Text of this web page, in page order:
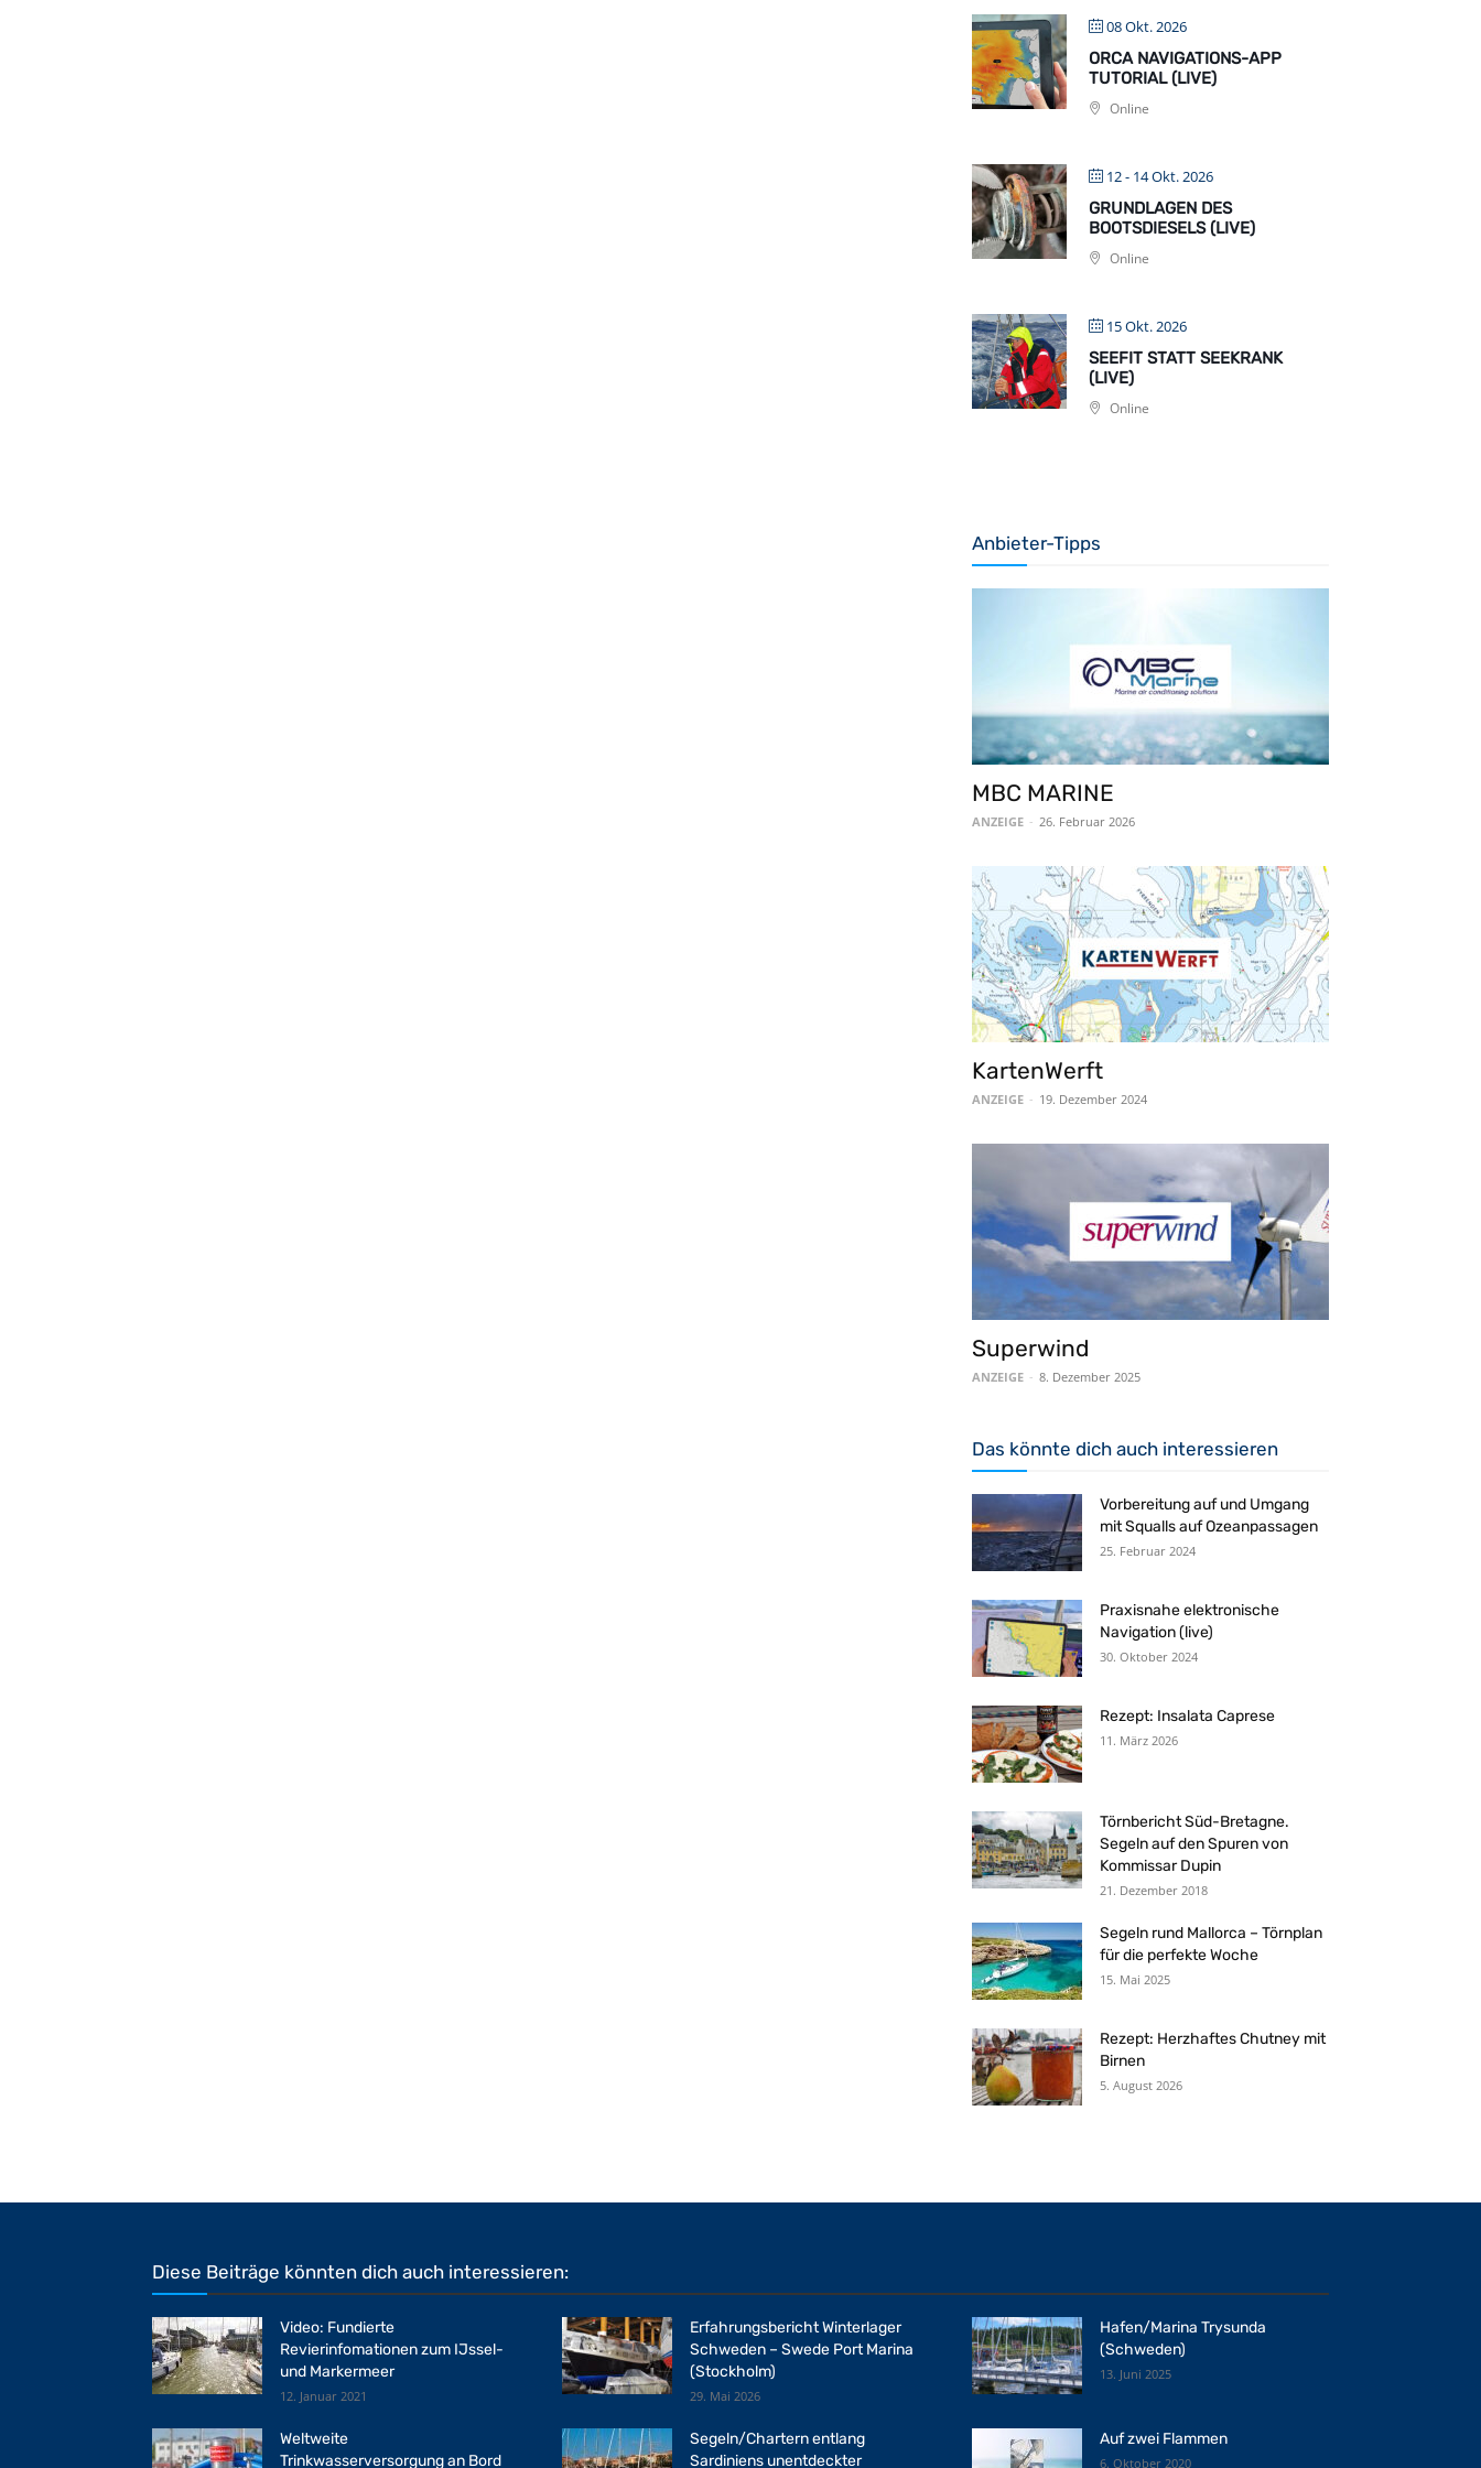
08 Okt. 2026
ORCA NAVIGATIONS-APP
TUTORIAL (LIVE)
Online
12 - 14 Okt. 2026
GRUNDLAGEN DES
BOOTSDIESELS (LIVE)
Online
15 Okt. 2026
SEEFIT STATT SEEKRANK
(LIVE)
Online
Anbieter-Tipps
MBC MARINE
ANZEIGE - 26. Februar 2026
KartenWerft
ANZEIGE - 19. Dezember 2024
Superwind
ANZEIGE - 8. Dezember 2025
Das könnte dich auch interessieren
Vorbereitung auf und Umgang
mit Squalls auf Ozeanpassagen
25. Februar 2024
Praxisnahe elektronische
Navigation (live)
30. Oktober 2024
Rezept: Insalata Caprese
11. März 2026
Törnbericht Süd-Bretagne.
Segeln auf den Spuren von
Kommissar Dupin
21. Dezember 2018
Segeln rund Mallorca – Törnplan
für die perfekte Woche
15. Mai 2025
Rezept: Herzhaftes Chutney mit
Birnen
5. August 2026
Diese Beiträge könnten dich auch interessieren:
Video: Fundierte
Revierinfomationen zum IJssel-
und Markermeer
12. Januar 2021
Erfahrungsbericht Winterlager
Schweden – Swede Port Marina
(Stockholm)
29. Mai 2026
Hafen/Marina Trysunda
(Schweden)
13. Juni 2025
Weltweite
Trinkwasserversorgung an Bord
Segeln/Chartern entlang
Sardiniens unentdeckter
Auf zwei Flammen
6. Oktober 2020